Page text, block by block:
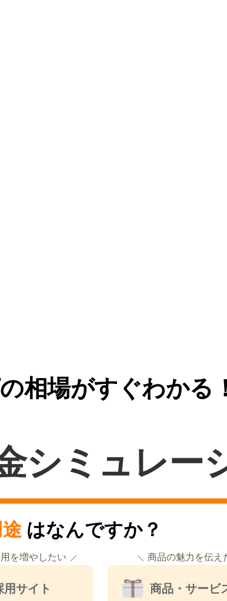
の相場がすぐわかる！
シミュレー
はなんですか？
を増やしたい
用サイト
商品の魅力を伝え
商品・サービ